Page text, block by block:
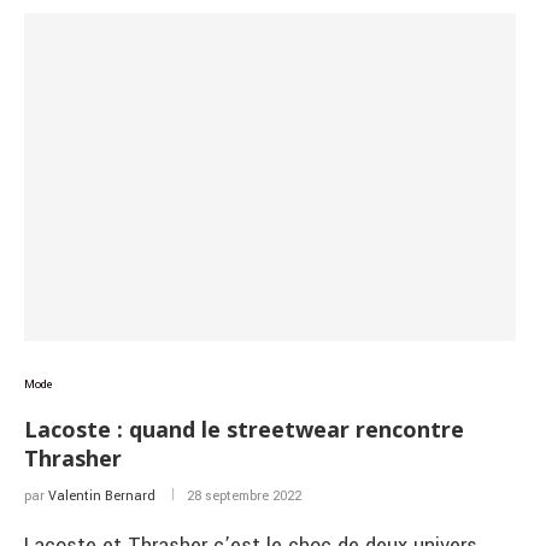
Mode
Lacoste : quand le streetwear rencontre
Thrasher
par Valentin Bernard 28 septembre 2022